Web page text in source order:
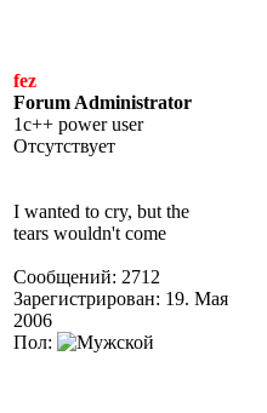
fez
Forum Administrator
1c++ power user
Отсутствует
I wanted to cry, but the
tears wouldn't come
Сообщений: 2712
Зарегистрирован: 19. Мая
2006
Пол: